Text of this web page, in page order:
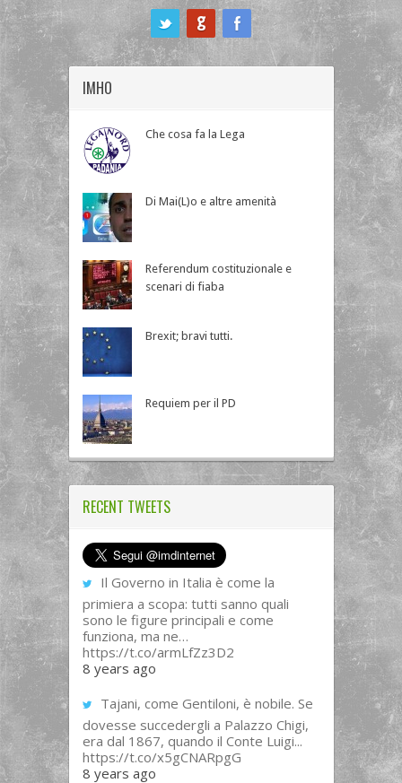
IMHO
Che cosa fa la Lega
Di Mai(L)o e altre amenità
Referendum costituzionale e
scenari di fiaba
Brexit; bravi tutti.
Requiem per il PD
RECENT TWEETS
Il Governo in Italia è come la
primiera a scopa: tutti sanno quali
sono le figure principali e come
funziona, ma ne…
https://t.co/armLfZz3D2
8 years ago
Tajani, come Gentiloni, è nobile. Se
dovesse succedergli a Palazzo Chigi,
era dal 1867, quando il Conte Luigi...
https://t.co/x5gCNARpgG
8 years ago